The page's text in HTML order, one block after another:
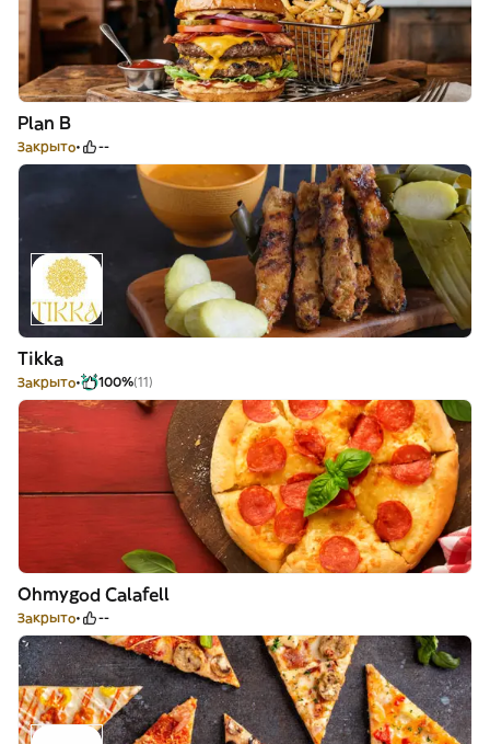
Plan B
Закрыто --
Tikka
Закрыто 100%(11)
Ohmygod Calafell
Закрыто --